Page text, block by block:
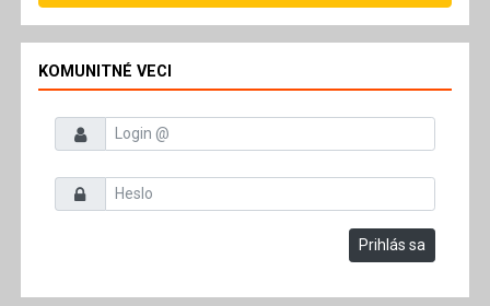
KOMUNITNÉ VECI
Prihlasovacie meno
Heslo
Prihlás sa